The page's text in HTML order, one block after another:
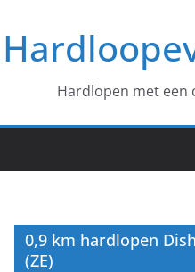
naar
de
Hardlopen met een
0,9 km hardlopen
(ZE)